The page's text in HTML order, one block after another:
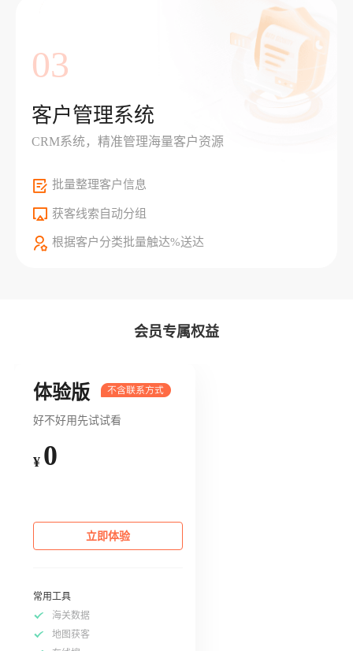
03
客户管理系统
CRM系统，精准管理海量客户资源
批量整理客户信息
获客线索自动分组
根据客户分类批量触达%送达
会员专属权益
体验版
好不好用先试试看
¥ 0
立即体验
常用工具
海关数据
地图获客